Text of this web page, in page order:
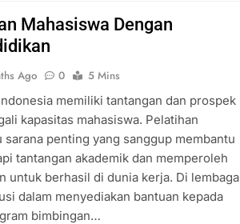
Mahasiswa Dengan
Ago 0
5 Mins
memiliki tantangan dan prospek
kapasitas mahasiswa. Pelatihan
penting yang sanggup membantu
tantangan akademik dan memperoleh
untuk berhasil di dunia kerja. Di lembaga
dalam menyediakan bantuan kepada
bimbingan…